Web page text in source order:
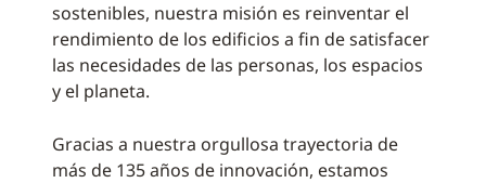
sostenibles, nuestra misión es reinventar el
rendimiento de los edificios a fin de satisfacer
las necesidades de las personas, los espacios
y el planeta.
Gracias a nuestra orgullosa trayectoria de
más de 135 años de innovación, estamos